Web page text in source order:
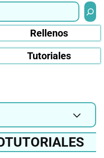
Rellenos
Tutoriales